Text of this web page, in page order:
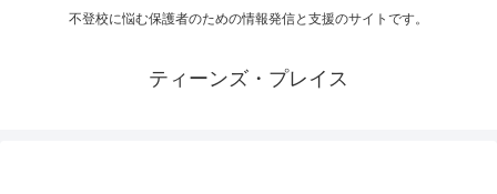
不登校に悩む保護者のための情報発信と支援のサイトです。
ティーンズ・プレイス